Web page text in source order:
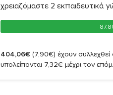
χρειαζόμαστε 2 εκπαιδευτικά
404,06€ (7,90€) έχουν συλλεχθεί
υπολείπονται 7,32€ μέχρι τον